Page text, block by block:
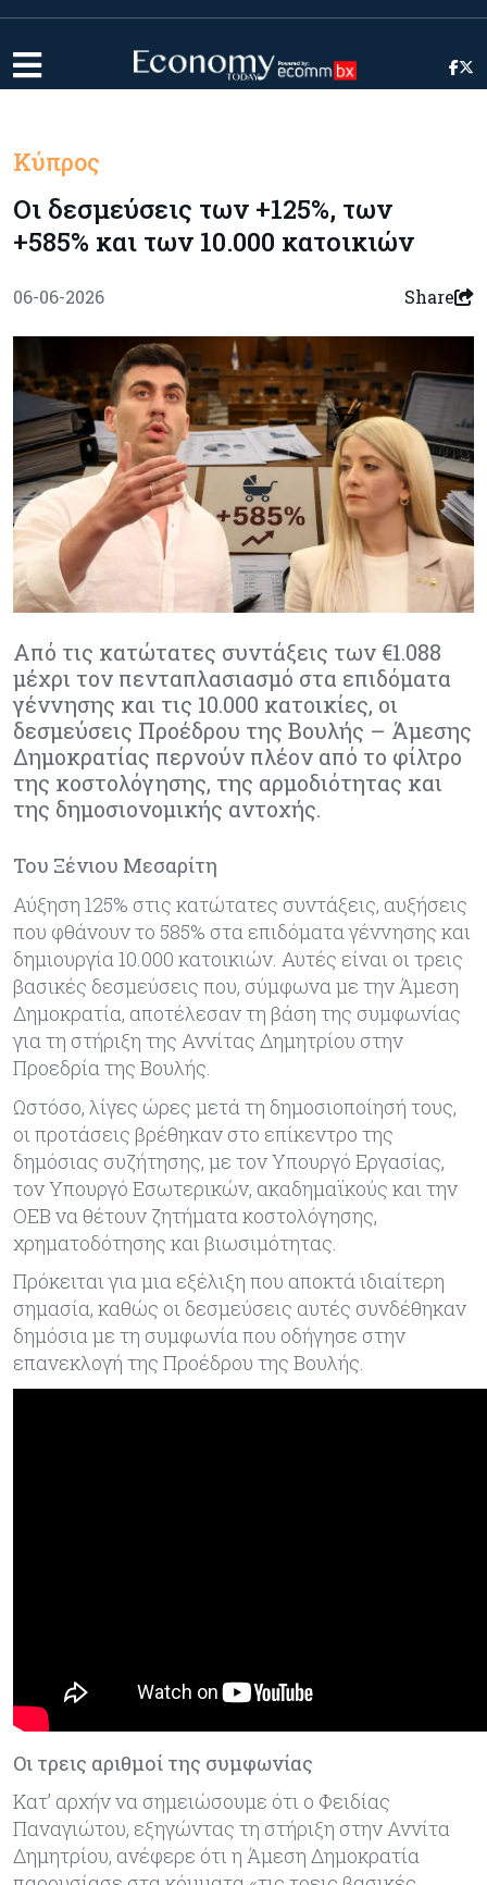
Κύπρος
Οι δεσμεύσεις των +125%, των
+585% και των 10.000 κατοικιών
06-06-2026 Share
Από τις κατώτατες συντάξεις των €1.088
μέχρι τον πενταπλασιασμό στα επιδόματα
γέννησης και τις 10.000 κατοικίες, οι
δεσμεύσεις Προέδρου της Βουλής – Άμεσης
Δημοκρατίας περνούν πλέον από το φίλτρο
της κοστολόγησης, της αρμοδιότητας και
της δημοσιονομικής αντοχής.
Του Ξένιου Μεσαρίτη
Αύξηση 125% στις κατώτατες συντάξεις, αυξήσεις
που φθάνουν το 585% στα επιδόματα γέννησης και
δημιουργία 10.000 κατοικιών. Αυτές είναι οι τρεις
βασικές δεσμεύσεις που, σύμφωνα με την Άμεση
Δημοκρατία, αποτέλεσαν τη βάση της συμφωνίας
για τη στήριξη της Αννίτας Δημητρίου στην
Προεδρία της Βουλής.
Ωστόσο, λίγες ώρες μετά τη δημοσιοποίησή τους,
οι προτάσεις βρέθηκαν στο επίκεντρο της
δημόσιας συζήτησης, με τον Υπουργό Εργασίας,
τον Υπουργό Εσωτερικών, ακαδημαϊκούς και την
ΟΕΒ να θέτουν ζητήματα κοστολόγησης,
χρηματοδότησης και βιωσιμότητας.
Πρόκειται για μια εξέλιξη που αποκτά ιδιαίτερη
σημασία, καθώς οι δεσμεύσεις αυτές συνδέθηκαν
δημόσια με τη συμφωνία που οδήγησε στην
επανεκλογή της Προέδρου της Βουλής.
Οι τρεις αριθμοί της συμφωνίας
Κατ’ αρχήν να σημειώσουμε ότι ο Φειδίας
Παναγιώτου, εξηγώντας τη στήριξη στην Αννίτα
Δημητρίου, ανέφερε ότι η Άμεση Δημοκρατία